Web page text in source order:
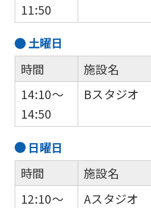
11:50
土曜日
時間
14:10～
14:50
施設名
Bスタジオ
日曜日
時間
12:10～
施設名
Aスタジオ
you